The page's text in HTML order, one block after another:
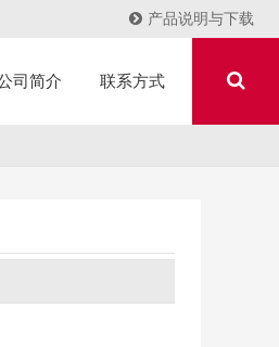
产品说明与下载
司简介 联系方式